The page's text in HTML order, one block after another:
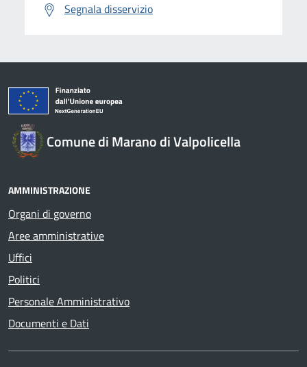
Segnala disservizio
Comune di Marano di Valpolicella
AMMINISTRAZIONE
Organi di governo
Aree amministrative
Uffici
Politici
Personale Amministrativo
Documenti e Dati